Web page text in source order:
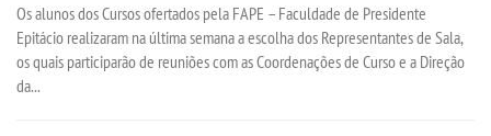
VESTIBULAR
Os alunos dos Cursos ofertados pela FAPE – Faculdade de Presidente
Epitácio realizaram na última semana a escolha dos Representantes de Sala,
os quais participarão de reuniões com as Coordenações de Curso e a Direção
da...